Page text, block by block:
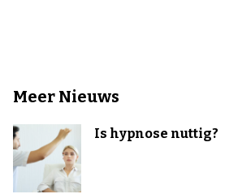
Meer Nieuws
Is hypnose nuttig?